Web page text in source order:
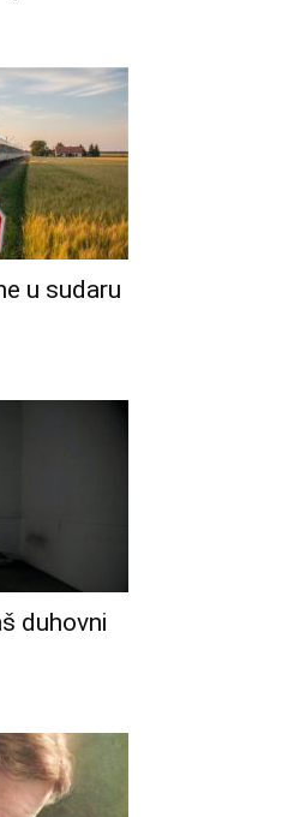
u sudaru
duhovni